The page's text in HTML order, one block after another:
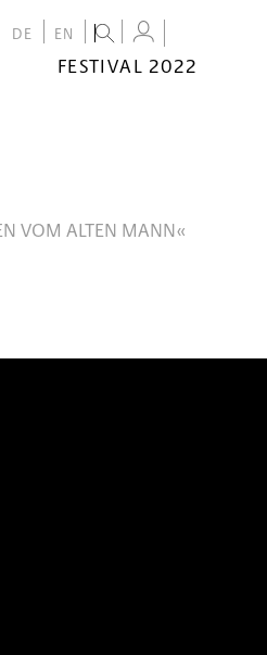
DE EN
FESTIVAL 2022
VOM ALTEN MANN«